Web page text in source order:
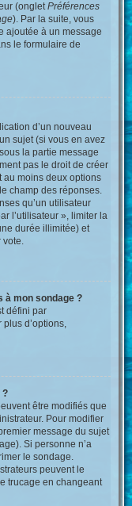
(ongletPréférences
). Par la suite, vous
ajoutée à un message
le formulaire de
d’un nouveau
sujet (si vous en avez
sous la partie message
pas le droit de créer
au moins deux options
champ des réponses.
qu’un utilisateur
l’utilisateur », limiter la
durée illimitée) et
vote.
à mon sondage ?
défini par
plus d’options,
?
être modifiés que
Pour modifier
message du sujet
Si personne n’a
le sondage.
peuvent le
trucage en changeant